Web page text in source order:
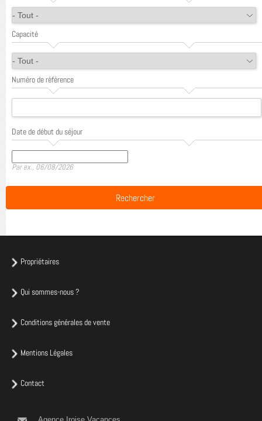
Capacité
Numéro de référence
Date de début du séjour
Date
Par ex., 06/08/2026
Propriétaires
Qui sommes-nous ?
Conditions générales de vente
Mentions Légales
Contact
Agence Iroise Vacances